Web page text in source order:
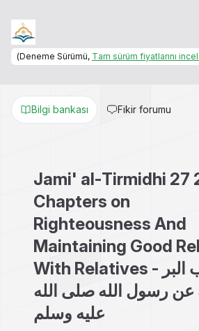
(Deneme Sürümü, Tam sürüm fiyatlarını
Bilgi bankası Fikir forumu
Jami' al-Tirmidhi 27
Chapters on
Righteousness And
Maintaining Good
With Relatives - كتاب البر
عن رسول الله صلى الله
عليه وسلم